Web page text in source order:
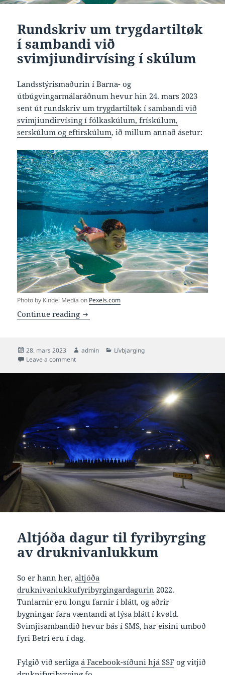
Rundskriv um trygdartiltøk
í sambandi við
svimjiundirvísing í skúlum
Landsstýrismaðurin í Barna- og
útbúgvingarmálaráðnum hevur hin 24. mars 2023
sent útrundskriv um trygdartiltøk í sambandi við
svimjiundirvísing í fólkaskúlum, frískúlum,
serskúlum og eftirskúlum, ið millum annað ásetur:
Photo by Kindel Media on Pexels.com
Continue reading Rundskriv um trygdartiltøk í
Posted
on
28. mars 2023 Author
admin Categories
Lívbjarging
Leave a commenton Rundskriv um trygdartiltøk í sambandi við
Altjóða dagur til fyribyrging
av druknivanlukkum
So er hann her,altjóða
druknivanlukkufyribyrgingardagurin 2022.
Tunlarnir eru longu farnir í blátt, og aðrir
bygningar fara væntandi at lýsa blátt í kvøld.
Svimjisambandið hevur bás í SMS, har eisini umboð
fyri Betri eru í dag.
Fylgið við serligaá Facebook-síðuni hjá SSF og vitjið